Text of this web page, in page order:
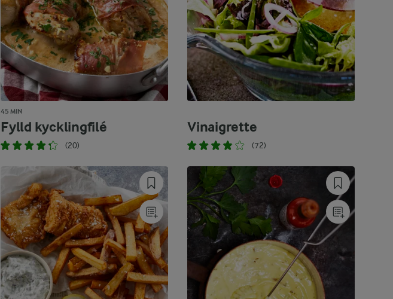
45 MIN
Fylld kycklingfilé
(20)
Vinaigrette
(72)